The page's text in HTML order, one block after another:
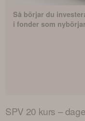
Så börjar du
i fonder som
SPV 20 kurs –